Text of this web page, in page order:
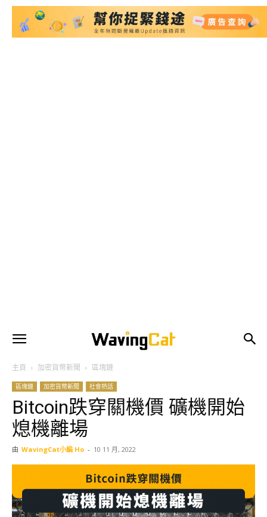
主頁 加密貨幣新聞 區塊鏈
區塊鏈 加密貨幣新聞 社會熱話
Bitcoin跌穿關機價 礦機開始
熄機離場
由 WavingCat小編 Ho - 10 11 月, 2022